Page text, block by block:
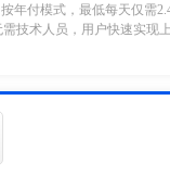
年付模式，最低每天仅需
技术人员，用户快速实现